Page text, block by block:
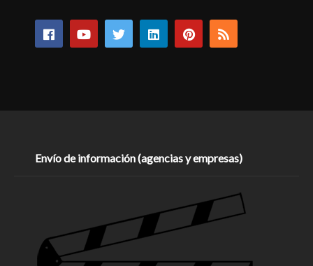
Envío de información (agencias y empresas)